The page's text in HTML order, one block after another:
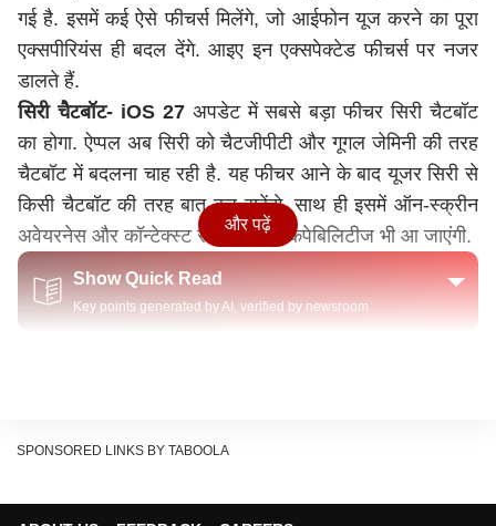
गई है. इसमें कई ऐसे फीचर्स मिलेंगे, जो आईफोन यूज करने का पूरा
एक्सपीरियंस ही बदल देंगे. आइए इन एक्सपेक्टेड फीचर्स पर नजर
डालते हैं.
सिरी चैटबॉट- iOS 27अपडेट में सबसे बड़ा फीचरसिरी चैटबॉट
का होगा. ऐप्पल अब सिरी को चैटजीपीटी और गूगल जेमिनी की तरह
चैटबॉट में बदलना चाह रही है. यह फीचर आने के बाद यूजर सिरी से
किसी चैटबॉट की तरह बात कर सकेंगे. साथ ही इसमें ऑन-स्क्रीन
अवेयरनेस और कॉन्टेक्स्ट समझने जैसी कैपेबिलिटीज भी आ जाएंगी.
Show Quick Read
Key points generated by AI, verified by newsroom
अपकमिंग अपडेट में ऐप्पल कैलेंडर में ऐप्पल इंटेलीजेंस कैपेबिलिटी एड
को पर्सनलाइज्ड और एआई पावर्ड हेल्थ और फिटनेस रिकमंडेशन
और पढ़ें
SPONSORED LINKS BY TABOOLA